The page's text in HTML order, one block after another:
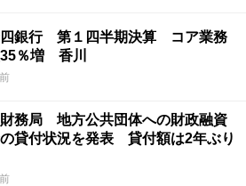
銀行 第１四半期決算 コア業務
％増 香川
財務局 地方公共団体への財政融資
貸付状況を発表 貸付額は2年ぶり